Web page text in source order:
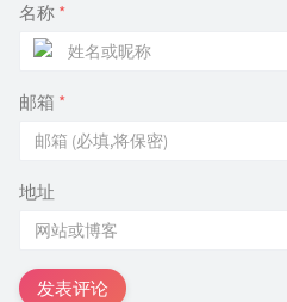
名称 *
邮箱 *
地址
发表评论